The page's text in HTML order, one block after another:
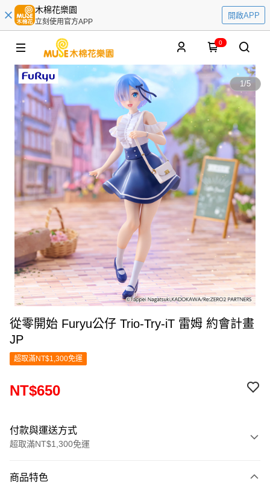
木棉花樂園
立刻使用官方APP
開啟APP
0
1/5
從零開始 Furyu公仔 Trio-Try-iT 雷姆 約會計畫
JP
超取滿NT$1,300免運
NT$650
付款與運送方式
超取滿NT$1,300免運
信用卡一次付款
商品特色